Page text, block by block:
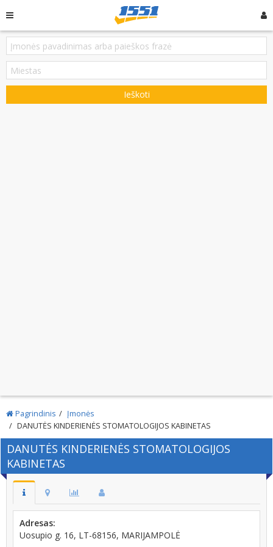
Ieškoti
Pagrindinis
Įmonės
DANUTĖS KINDERIENĖS STOMATOLOGIJOS KABINETAS
DANUTĖS KINDERIENĖS STOMATOLOGIJOS
KABINETAS
Adresas:
Uosupio g. 16, LT-68156, MARIJAMPOLĖ